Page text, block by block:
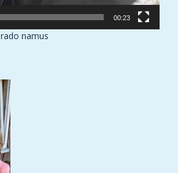
00:23
namus